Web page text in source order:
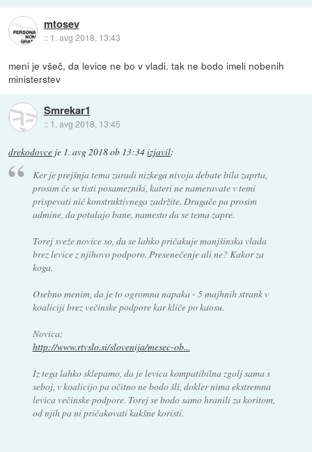
mtosev
:: 1. avg 2018, 13:43
meni je všeč, da levice ne bo v vladi. tak ne bodo imeli nobenih
ministerstev
Smrekar1
:: 1. avg 2018, 13:45
drekodovce je 1. avg 2018 ob 13:34izjavil:
Ker je prejšnja tema zaradi nizkega nivoja debate bila zaprta,
prosim če se tisti posamezniki, kateri ne nameravate v temi
prispevati nič konstruktivnega zadržite. Drugače pa prosim
admine, da potalajo bane, namesto da se tema zapre.
Torej sveže novice so, da se lahko pričakuje manjšinska vlada
brez levice z njihovo podporo. Presenečenje ali ne? Kakor za
koga.
Osebno menim, da je to ogromna napaka - 5 majhnih strank v
koaliciji brez večinske podpore kar kliče po kaosu.
Novica:
http://www.rtvslo.si/slovenija/mesec-ob...
Iz tega lahko sklepamo, da je levica kompatibilna zgolj sama s
seboj, v koalicijo pa očitno ne bodo šli, dokler nima ekstremna
levica večinske podpore. Torej se bodo samo hranili za koritom,
od njih pa ni pričakovati kakšne koristi.